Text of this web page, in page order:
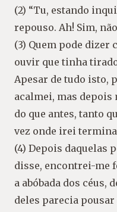
(2) “Tu, estando
repouso. Ah! Sim,
(3) Quem pode
ouvir que tinha
Apesar de tudo isto,
acalmei, mas
do que antes, tanto
vez onde irei
(4) Depois daquelas
disse, encontrei-me
a abóbada dos céus,
deles parecia